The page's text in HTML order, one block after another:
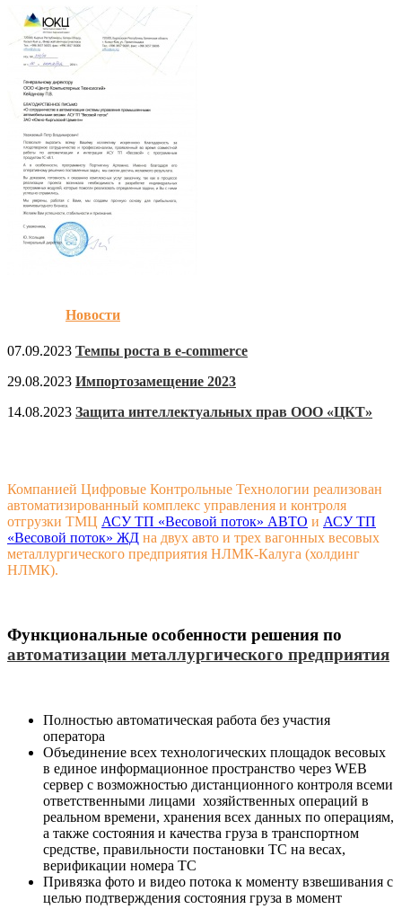
Новости
07.09.2023 Темпы роста в e-commerce
29.08.2023 Импортозамещение 2023
14.08.2023 Защита интеллектуальных прав ООО «ЦКТ»
Компанией Цифровые Контрольные Технологии реализован
автоматизированный комплекс управления и контроля
отгрузки ТМЦ АСУ ТП «Весовой поток» АВТО и АСУ ТП
«Весовой поток» ЖД на двух авто и трех вагонных весовых
металлургического предприятия НЛМК-Калуга (холдинг
НЛМК).
Функциональные особенности решения по
автоматизации металлургического предприятия
Полностью автоматическая работа без участия
оператора
Объединение всех технологических площадок весовых
в единое информационное пространство через WEB
сервер с возможностью дистанционного контроля всеми
ответственными лицами хозяйственных операций в
реальном времени, хранения всех данных по операциям,
а также состояния и качества груза в транспортном
средстве, правильности постановки ТС на весах,
верификации номера ТС
Привязка фото и видео потока к моменту взвешивания с
целью подтверждения состояния груза в момент